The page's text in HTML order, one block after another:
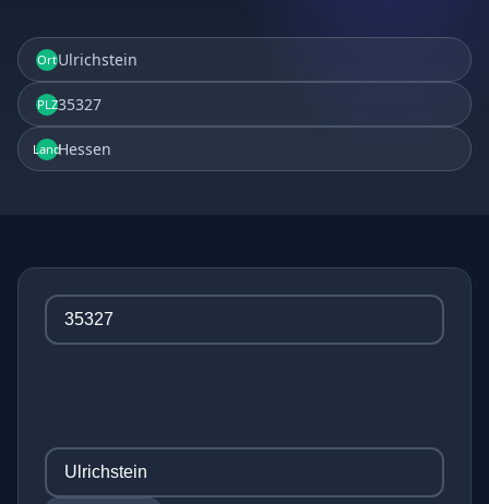
OrtUlrichstein
PLZ35327
LandHessen